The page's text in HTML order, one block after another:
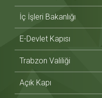
İç İşleri Bakanlığı
E-Devlet Kapısı
Trabzon Valiliği
Açık Kapı